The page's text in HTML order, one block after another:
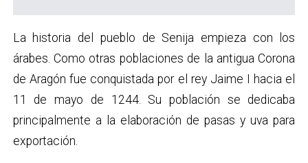
La historia del pueblo de Senija empieza con los
árabes. Como otras poblaciones de la antigua Corona
de Aragón fue conquistada por el rey Jaime I hacia el
11 de mayo de 1244. Su población se dedicaba
principalmente a la elaboración de pasas y uva para
exportación.